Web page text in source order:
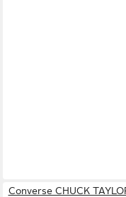
Converse CHUCK